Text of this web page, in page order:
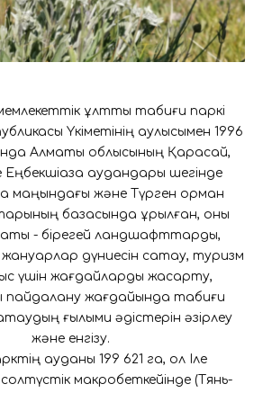
ұлттық табиғи паркі
Үкіметінің қаулысымен 1996
Алматы облысының Қарасай,
Еңбекшіқазақ аудандары шегінде
маңындағы және Түрген орман
базасында құрылған, оны
- бірегей ландшафттарды,
жануарлар дүниесін сақтау, туризм
үшін жағдайларды жақсарту,
пайдалану жағдайында табиғи
ғылыми әдістерін әзірлеу
және енгізу.
ауданы 199 621 га, ол Іле
макробеткейінде (Тянь-